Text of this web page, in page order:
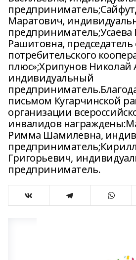
Маратович,
предприниматель;Усаева
Рашитовна, председатель
потребительского
плюс»;Хрипунов Николай
индивидуальный
письмом Кугарчинской
организации
инвалидов
Римма Шамилевна,
Григорьевич,
предприниматель.